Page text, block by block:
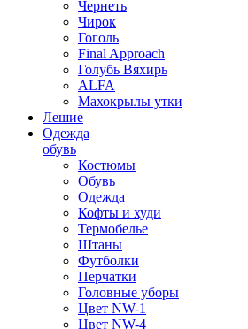
Чернеть
Чирок
Гоголь
Final Approach
Голубь Вяхирь
ALFA
Махокрылы утки
Лешие
Одежда
обувь
Костюмы
Обувь
Одежда
Кофты и худи
Термобелье
Штаны
Футболки
Перчатки
Головные уборы
Цвет NW-1
Цвет NW-4